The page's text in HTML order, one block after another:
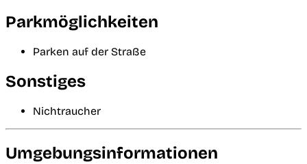
Parkmöglichkeiten
Parken auf der Straße
Sonstiges
Nichtraucher
Umgebungsinformationen